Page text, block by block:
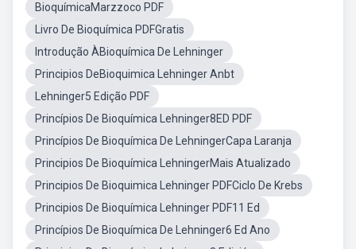
BioquímicaMarzzoco PDF
Livro De Bioquímica PDFGratis
Introdução ÀBioquímica De Lehninger
Principios DeBioquimica Lehninger Anbt
Lehninger5 Edição PDF
Princípios De Bioquímica Lehninger8ED PDF
Princípios De Bioquímica De LehningerCapa Laranja
Principios De Bioquímica LehningerMais Atualizado
Principios De Bioquimica Lehninger PDFCiclo De Krebs
Principios De Bioquímica Lehninger PDF11 Ed
Princípios De Bioquímica De Lehninger6 Ed Ano